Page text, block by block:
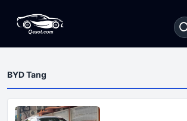
BYD Tang